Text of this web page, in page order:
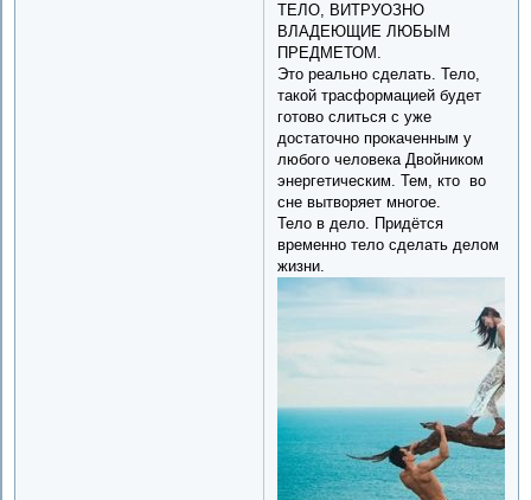
ТЕЛО, ВИТРУОЗНО
ВЛАДЕЮЩИЕ ЛЮБЫМ
ПРЕДМЕТОМ.
Это реально сделать. Тело,
такой трасформацией будет
готово слиться с уже
достаточно прокаченным у
любого человека Двойником
энергетическим. Тем, кто во
сне вытворяет многое.
Тело в дело. Придётся
временно тело сделать делом
жизни.